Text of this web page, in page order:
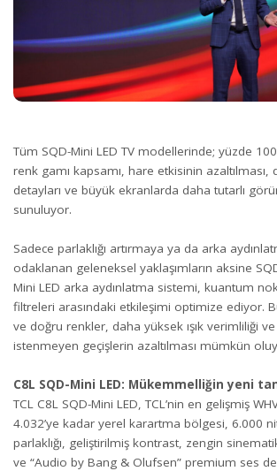
Tüm SQD-Mini LED TV modellerinde; yüzde
renk gamı kapsamı, hare etkisinin
detayları ve büyük ekranlarda daha tutarlı
sunuluyor.
Sadece parlaklığı artırmaya ya da arka
odaklanan geleneksel yaklaşımların aksine
Mini LED arka aydınlatma sistemi, kuantum
filtreleri arasındaki etkileşimi optimize ediyor.
ve doğru renkler, daha yüksek ışık verimliliği
istenmeyen geçişlerin azaltılması mümkün
C8L SQD-Mini LED: Mükemmelliğin yeni
TCL C8L SQD-Mini LED, TCL’nin en gelişmiş
4.032’ye kadar yerel karartma bölgesi, 6.000
parlaklığı, geliştirilmiş kontrast, zengin
ve “Audio by Bang & Olufsen” premium ses